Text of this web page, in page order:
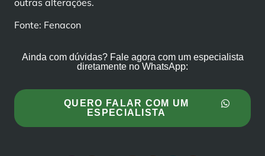
Fonte: Fenacon
Ainda com dúvidas? Fale agora com um especialista
diretamente no WhatsApp:
QUERO FALAR COM UM
ESPECIALISTA